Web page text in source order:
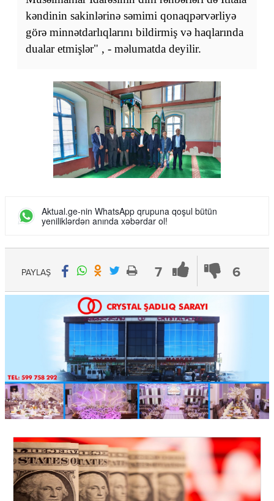
kəndinin sakinlərinə səmimi qonaqpərvərliyə
görə minnətdarlıqlarını bildirmiş və haqlarında
dualar etmişlər" , - məlumatda deyilir.
Aktual.ge-nin WhatsApp qrupuna qoşul bütün
yeniliklərdən anında xəbərdar ol!
7 6
PAYLAŞ